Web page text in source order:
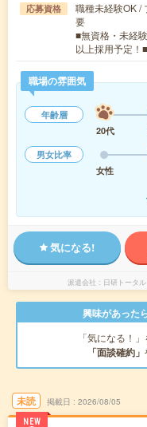
応募資格
職種未経験OK /
要
■無資格・未経
以上採用予定
職場の雰囲気
年齢層
20代
男女比率
女性
気になる!
派遣会社 日研トータ
興味があった
「気になる！
「面談確約」
未読
NEW
掲載日 2026/08/05